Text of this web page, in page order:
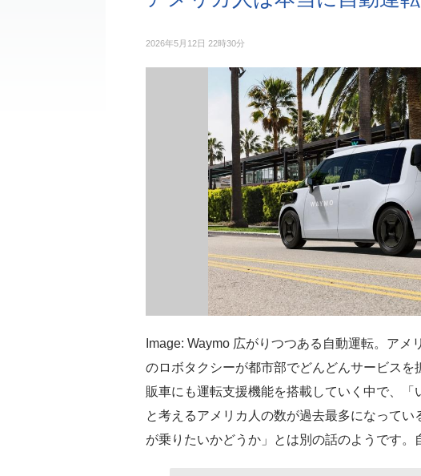
2026年5月12日 22時30分
Image: Waymo 広がりつつある自動運転。アメ
のロボタクシーが都市部でどんどんサービス
販車にも運転支援機能を搭載していく中で、「
と考えるアメリカ人の数が過去最多になって
が乗りたいかどうか」とは別の話のようです。